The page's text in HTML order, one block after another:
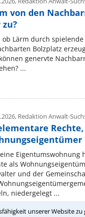
unserer Website zu
von den
ob Lärm durch
Bolzplatz
genervte
...
Redaktion Anwalt-
Eigentumswohnung
als
und der
niedergelegt ...